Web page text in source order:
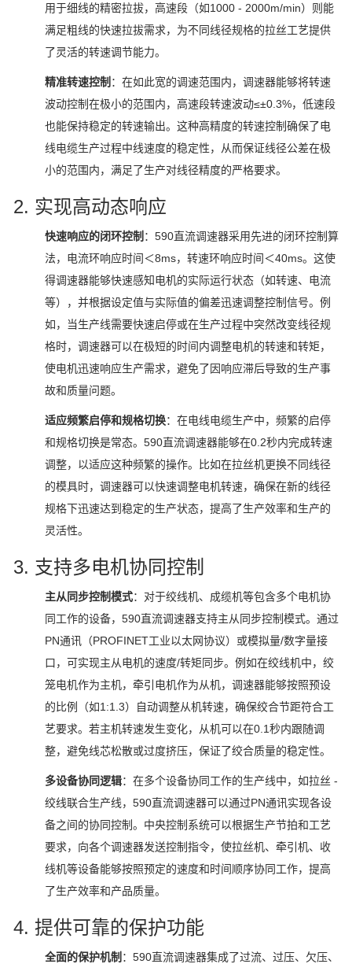
用于细线的精密拉拔，高速段（如1000 - 2000m/min）则能
满足粗线的快速拉拔需求，为不同线径规格的拉丝工艺提供
了灵活的转速调节能力。
精准转速控制 ：在如此宽的调速范围内，调速器能够将转速
波动控制在极小的范围内，高速段转速波动≤±0.3%，低速段
也能保持稳定的转速输出。这种高精度的转速控制确保了电
线电缆生产过程中线速度的稳定性，从而保证线径公差在极
小的范围内，满足了生产对线径精度的严格要求。
2. 实现高动态响应
快速响应的闭环控制 ：590直流调速器采用先进的闭环控制算
法，电流环响应时间＜8ms，转速环响应时间＜40ms。这使
得调速器能够快速感知电机的实际运行状态（如转速、电流
等），并根据设定值与实际值的偏差迅速调整控制信号。例
如，当生产线需要快速启停或在生产过程中突然改变线径规
格时，调速器可以在极短的时间内调整电机的转速和转矩，
使电机迅速响应生产需求，避免了因响应滞后导致的生产事
故和质量问题。
适应频繁启停和规格切换：在电线电缆生产中，频繁的启停
和规格切换是常态。590直流调速器能够在0.2秒内完成转速
调整，以适应这种频繁的操作。比如在拉丝机更换不同线径
的模具时，调速器可以快速调整电机转速，确保在新的线径
规格下迅速达到稳定的生产状态，提高了生产效率和生产的
灵活性。
3. 支持多电机协同控制
主从同步控制模式：对于绞线机、成缆机等包含多个电机协
同工作的设备，590直流调速器支持主从同步控制模式。通过
PN通讯（PROFINET工业以太网协议）或模拟量/数字量接
口，可实现主从电机的速度/转矩同步。例如在绞线机中，绞
笼电机作为主机，牵引电机作为从机，调速器能够按照预设
的比例（如1:1.3）自动调整从机转速，确保绞合节距符合工
艺要求。若主机转速发生变化，从机可以在0.1秒内跟随调
整，避免线芯松散或过度挤压，保证了绞合质量的稳定性。
多设备协同逻辑：在多个设备协同工作的生产线中，如拉丝 -
绞线联合生产线，590直流调速器可以通过PN通讯实现各设
备之间的协同控制。中央控制系统可以根据生产节拍和工艺
要求，向各个调速器发送控制指令，使拉丝机、牵引机、收
线机等设备能够按照预定的速度和时间顺序协同工作，提高
了生产效率和产品质量。
4. 提供可靠的保护功能
全面的保护机制 ：590直流调速器集成了过流、过压、欠压、